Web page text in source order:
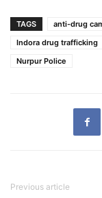
TAGS anti-drug
Indora drug trafficking
Nurpur Police
Previous article